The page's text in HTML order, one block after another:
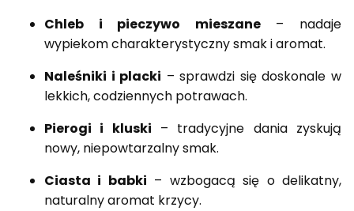
Chleb i pieczywo mieszane– nadaje
wypiekom charakterystyczny smak i aromat.
Naleśniki i placki – sprawdzi się doskonale w
lekkich, codziennych potrawach.
Pierogi i kluski – tradycyjne dania zyskują
nowy, niepowtarzalny smak.
Ciasta i babki – wzbogacą się o delikatny,
naturalny aromat krzycy.